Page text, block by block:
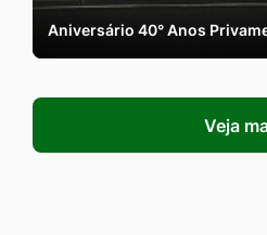
Aniversário 40° Anos
Veja